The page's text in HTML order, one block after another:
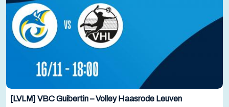
[LVLM] VBC Guibertin – Volley Haasrode Leuven